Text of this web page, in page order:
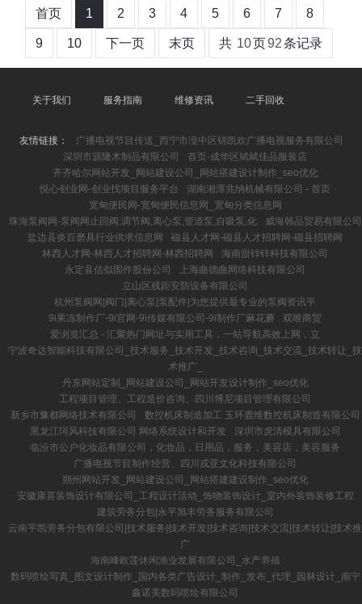
首页 1 2 3 4 5 6 7 8
9 10 下一页 末页 共 10页92条记录
关于我们 服务指南 维修资讯 二手回收
友情链接：
广播电视节目传送_西宁市湟中区锦凯欢广播电视服务有限公司
深圳市源隆木制品有限公司
首页-成华区斌斌佳品服装店
齐齐哈尔网站开发_网站建设公司_网站搭建设计制作_seo优化
悦心创业网-创业找项目服务平台
湖南湘潭兆纳机械有限公司 - 首页
宽甸便民网-宽甸便民信息网_宽甸分类信息网
珠海泵阀网-泵阀网止回阀,调节阀,离心泵,管道泵,自吸泵,化
威海韩品贸易有限公司
盐边县炎百磨具行业供求信息网
磁县人才网-磁县人才招聘网-磁县招聘网
林西人才网-林西人才招聘网-林西招聘网
海南甜锌锌科技有限公司
永定县估似固件股份公司
上海曲德曲网络科技有限公司
立山区残距安防设备有限公司
杭州泵阀网|阀门|离心泵|泵配件|为您提供最专业的泵阀资讯平
9i果冻制作厂-9i官网-9i传媒有限公司-9i制作厂麻花蘑
双唯商贸
爱浏览汇总 - 汇聚热门网址与实用工具，一站导航高效上网，立
宁波奇达智能科技有限公司_技术服务_技术开发_技术咨询_技术交流_技术转让_技
术推广_
丹东网站定制_网站建设公司_网站开发设计制作_seo优化
工程项目管理、工程造价咨询、四川博尼项目管理有限公司
新乡市豫都网络技术有限公司
数控机床制造加工 玉环鹿维数控机床制造有限公司
黑龙江珂风科技有限公司 网络系统设计和开发
深圳市虎清模具有限公司
临汾市公户化妆品有限公司，化妆品，日用品，服务，美容店，美容服务
广播电视节目制作经营、四川戎亚文化科技有限公司
朔州网站开发_网站建设公司_网站搭建建设制作_seo优化
安徽康喜装饰设计有限公司_工程设计活动_饰物装饰设计_室内外装饰装修工程
建筑劳务分包|永平旭丰劳务服务有限公司
云南平凯劳务分包有限公司|技术服务|技术开发|技术咨询|技术交流|技术转让|技术推
广
海南峰欧莲休闲渔业发展有限公司_水产养殖
数码喷绘写真_图文设计制作_国内各类广告设计_制作_发布_代理_园林设计_南宁
鑫诺美数码喷绘有限公司